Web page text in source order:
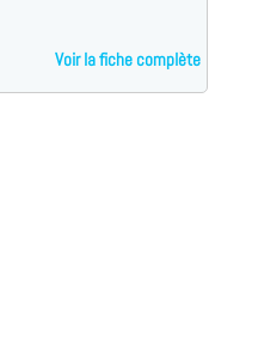
Voir la fiche complète